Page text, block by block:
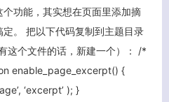
功能，其实想在页面里添加摘
。 把以下代码复制到主题目录
这个文件的话，新建一个）： /*
enable_page_excerpt() {
‘excerpt’ ); }
客服小美